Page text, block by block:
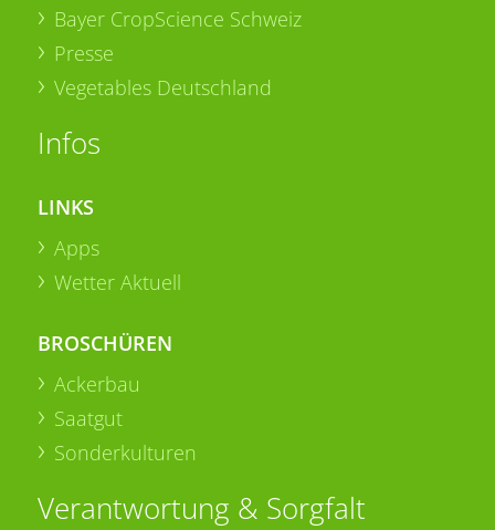
Bayer CropScience Schweiz
Presse
Vegetables Deutschland
Infos
LINKS
Apps
Wetter Aktuell
BROSCHÜREN
Ackerbau
Saatgut
Sonderkulturen
Verantwortung & Sorgfalt